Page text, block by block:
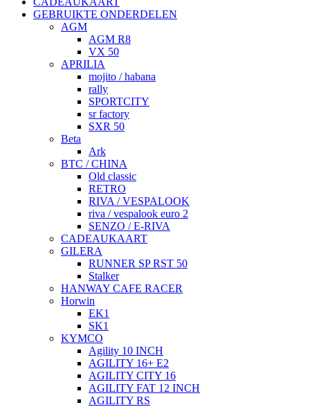
GEBRUIKTE ONDERDELEN
AGM
AGM R8
VX 50
APRILIA
mojito / habana
rally
SPORTCITY
sr factory
SXR 50
Beta
Ark
BTC / CHINA
Old classic
RETRO
RIVA / VESPALOOK
riva / vespalook euro 2
SENZO / E-RIVA
CADEAUKAART
GILERA
RUNNER SP RST 50
Stalker
HANWAY CAFE RACER
Horwin
EK1
SK1
KYMCO
Agility 10 INCH
AGILITY 16+ E2
AGILITY CITY 16
AGILITY FAT 12 INCH
AGILITY RS